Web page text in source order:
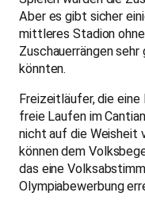
Aber es gibt sicher
mittleres Stadion
Zuschauerrängen
könnten.
Freizeitläufer, die
freie Laufen im
nicht auf die Weisheit
können dem
das eine
Olympiabewerbung